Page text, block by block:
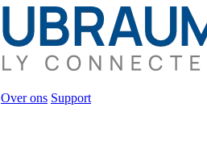
Over ons Support